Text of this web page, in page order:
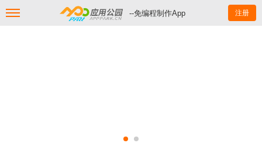
--免编程制作App 注册